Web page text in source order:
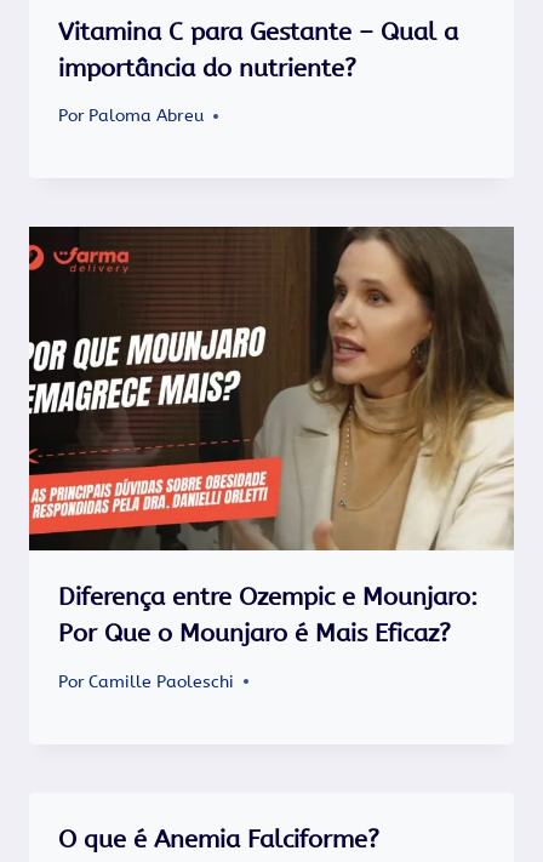
Vitamina C para Gestante – Qual a
importância do nutriente?
Por Paloma Abreu
Diferença entre Ozempic e Mounjaro:
Por Que o Mounjaro é Mais Eficaz?
PorCamille Paoleschi
O que é Anemia Falciforme?